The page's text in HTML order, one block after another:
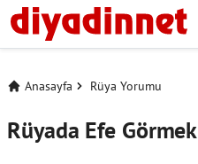
Anasayfa Rüya Yorumu
Rüyada Efe Görmek